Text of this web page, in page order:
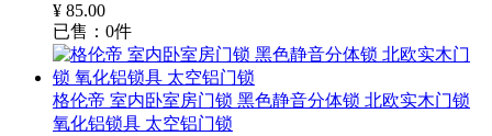
¥ 85.00
已售： 0件
格伦帝 室内卧室房门锁 黑色静音分体锁 北欧实木门锁
氧化铝锁具 太空铝门锁